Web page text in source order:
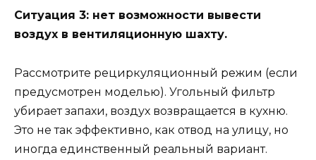
Ситуация 3: нет возможности вывести
воздух в вентиляционную шахту.
Рассмотрите рециркуляционный режим (если
предусмотрен моделью). Угольный фильтр
убирает запахи, воздух возвращается в кухню.
Это не так эффективно, как отвод на улицу, но
иногда единственный реальный вариант.